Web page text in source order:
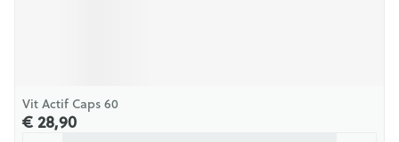
Vit Actif Caps 60
€ 28,90